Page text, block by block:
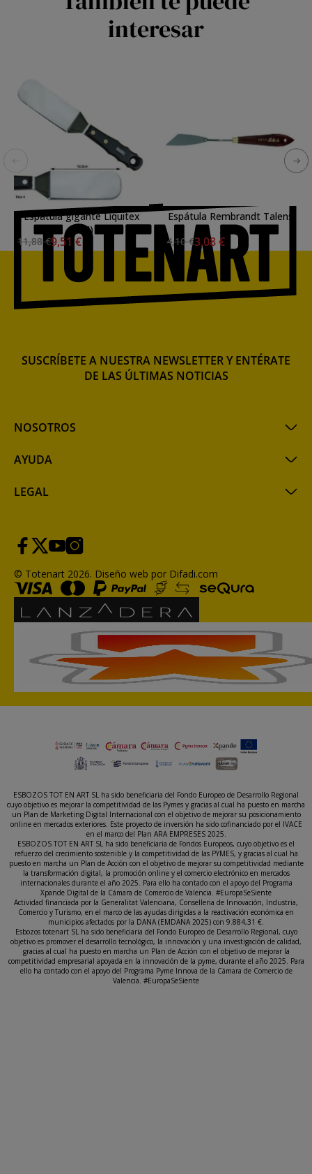
interesar
Espátula gigante Liquitex
(nº 4)
11,88 €9,51 €
Espátula Rembrandt Talens
3020
4,10 €3,08 €
NOSOTROS
AYUDA
LEGAL
SUSCRÍBETE A NUESTRA NEWSLETTER Y ENTÉRATE
DE LAS ÚLTIMAS NOTICIAS
© Totenart 2026. Diseño web por Difadi.com
ESBOZOS TOT EN ART SL ha sido beneficiaria del Fondo Europeo de Desarrollo Regional
cuyo objetivo es mejorar la competitividad de las Pymes y gracias al cual ha puesto en marcha
un Plan de Marketing Digital Internacional con el objetivo de mejorar su posicionamiento
online en mercados exteriores. Este proyecto de inversión ha sido cofinanciado por el IVACE
en el marco del Plan ARA EMPRESES 2025.
ESBOZOS TOT EN ART SL ha sido beneficiaria de Fondos Europeos, cuyo objetivo es el
refuerzo del crecimiento sostenible y la competitividad de las PYMES, y gracias al cual ha
puesto en marcha un Plan de Acción con el objetivo de mejorar su competitividad mediante
la transformación digital, la promoción online y el comercio electrónico en mercados
internacionales durante el año 2025. Para ello ha contado con el apoyo del Programa
Xpande Digital de la Cámara de Comercio de Valencia. #EuropaSeSiente
Actividad financiada por la Generalitat Valenciana, Conselleria de Innovación, Industria,
Comercio y Turismo, en el marco de las ayudas dirigidas a la reactivación económica en
municipios afectados por la DANA (EMDANA 2025) con 9.884,31 €.
Esbozos totenart SL ha sido beneficiaria del Fondo Europeo de Desarrollo Regional, cuyo
objetivo es promover el desarrollo tecnológico, la innovación y una investigación de calidad,
gracias al cual ha puesto en marcha un Plan de Acción con el objetivo de mejorar la
competitividad empresarial apoyada en la innovación de la pyme, durante el año 2025. Para
ello ha contado con el apoyo del Programa Pyme Innova de la Cámara de Comercio de
Valencia. #EuropaSeSiente